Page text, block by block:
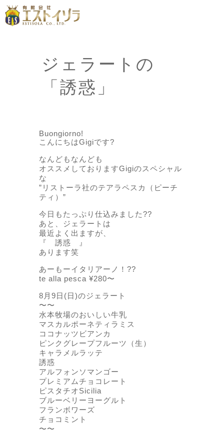
ジェラートの
「誘惑」
Buongiorno!
こんにちはGigiです?
なんどもなんども
オススメしておりますGigiのスペシャル
な
”リストーラ社のテアラペスカ（ピーチ
ティ）”
今日もたっぷり仕込みました??
あと、ジェラートは
最近よく出ますが、
『 誘惑 』
あります笑
あーもーイタリアーノ！??
te alla pesca ¥280〜
8月9日(日)のジェラート
〜〜
水本牧場のおいしい牛乳
マスカルポーネティラミス
ココナッツビアンカ
ピンクグレープフルーツ（生）
キャラメルラッテ
誘惑
アルフォンソマンゴー
プレミアムチョコレート
ピスタチオSicilia
ブルーベリーヨーグルト
フランボワーズ
チョコミント
〜〜